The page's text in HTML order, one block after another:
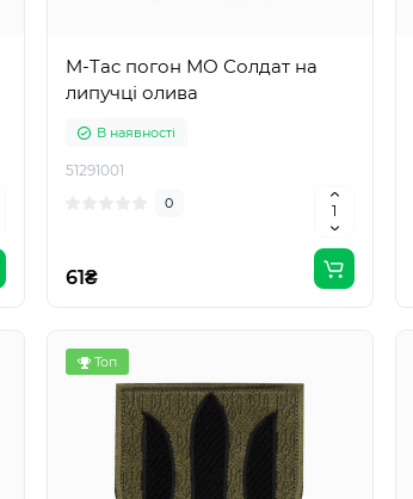
M-Tac погон МО Солдат на
липучці олива
В наявності
51291001
0
61₴
Топ